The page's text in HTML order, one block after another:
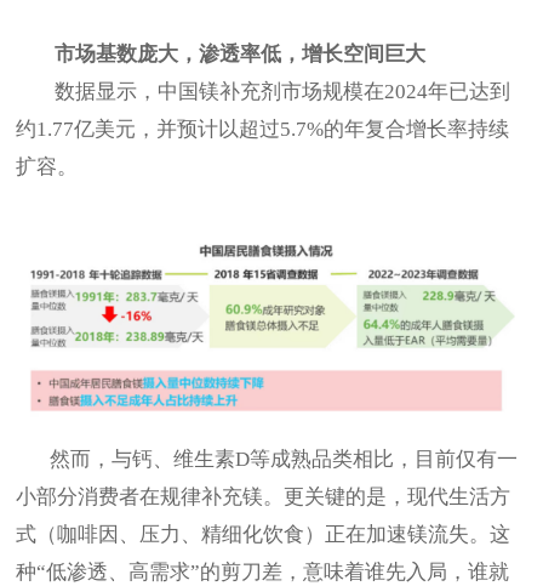
市场基数庞大，渗透率低，增长空间巨大
数据显示，中国镁补充剂市场规模在2024年已达到
约1.77亿美元，并预计以超过5.7%的年复合增长率持续
扩容。
然而，与钙、维生素D等成熟品类相比，目前仅有一
小部分消费者在规律补充镁。更关键的是，现代生活方
式（咖啡因、压力、精细化饮食）正在加速镁流失。这
种“低渗透、高需求”的剪刀差，意味着谁先入局，谁就